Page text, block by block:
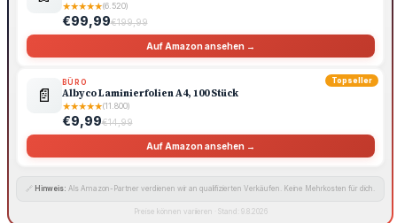
★★★★★(6.520)
€99,99€199,99
Auf Amazon ansehen →
Topseller
📄
BÜRO
Albyco Laminierfolien A4, 100 Stück
★★★★★(11.800)
€9,99€14,99
Auf Amazon ansehen →
🔗 Hinweis: Als Amazon-Partner verdienen wir an qualifizierten Verkäufen. Keine Mehrkosten für dich.
Preise können variieren · Stand: 9.8.2026